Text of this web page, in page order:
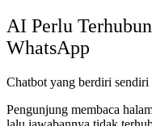
AI Perlu
WhatsApp
Chatbot yang berdiri sendiri
Pengunjung membaca